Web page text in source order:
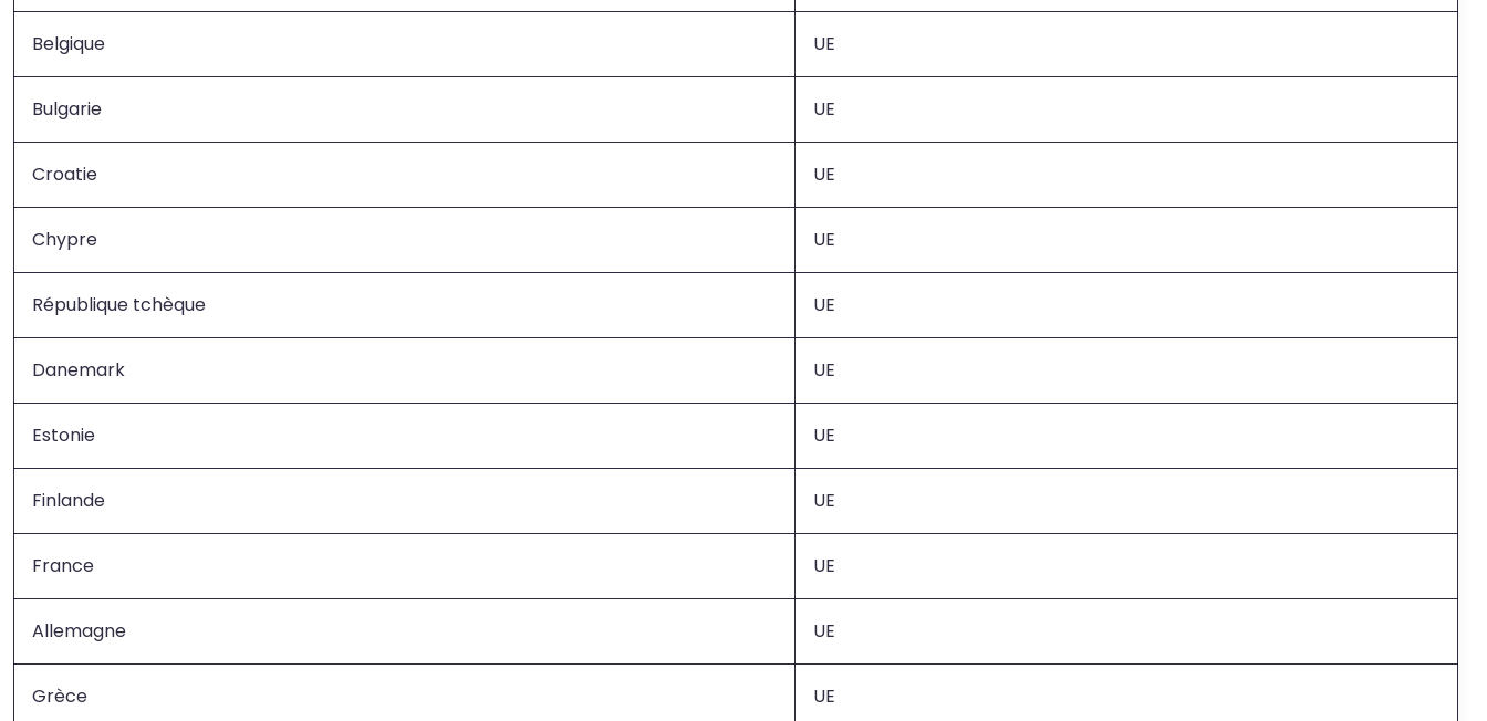
Belgique UE
Bulgarie UE
Croatie UE
Chypre UE
République tchèque UE
Danemark UE
Estonie UE
Finlande UE
France UE
Allemagne UE
Grèce UE